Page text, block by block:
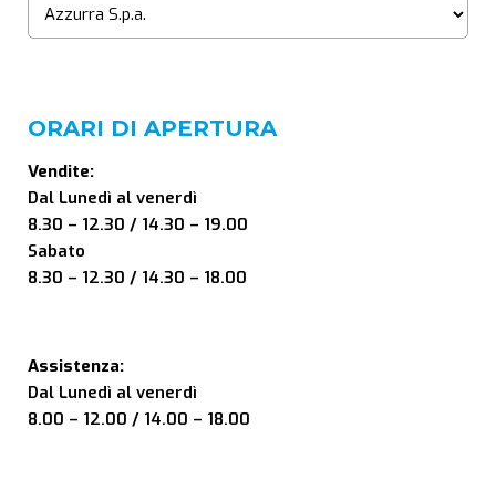
ORARI DI APERTURA
Vendite:
Dal Lunedì al venerdì
8.30 – 12.30 / 14.30 – 19.00
Sabato
8.30 – 12.30 / 14.30 – 18.00
Assistenza:
Dal Lunedì al venerdì
8.00 – 12.00 / 14.00 – 18.00